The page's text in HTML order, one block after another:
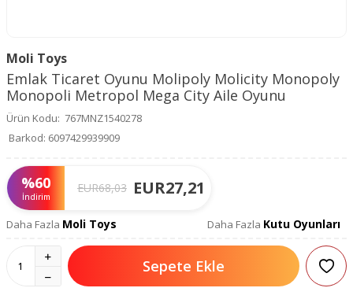
Moli Toys
Emlak Ticaret Oyunu Molipoly Molicity Monopoly
Monopoli Metropol Mega City Aile Oyunu
Ürün Kodu: 767MNZ1540278
Barkod: 6097429939909
%60
İndirim
EUR68,03 EUR27,21
Daha Fazla Moli Toys Daha Fazla Kutu Oyunları
Sepete Ekle